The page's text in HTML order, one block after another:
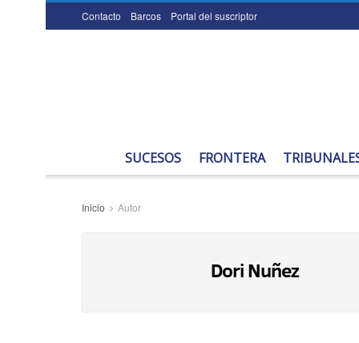
Contacto Barcos Portal del suscriptor
SUCESOS FRONTERA
Inicio Autor
Dori Nuñez